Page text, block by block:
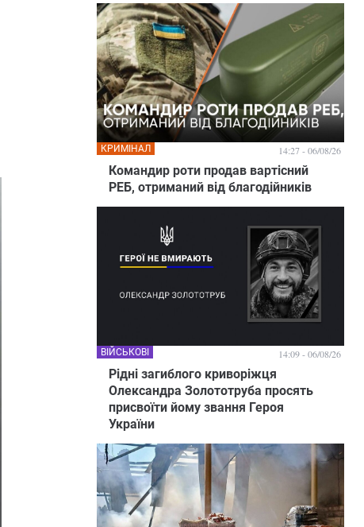
Командир роти продав вартісний
РЕБ, отриманий від благодійників
КРИМІНАЛ 14:27 - 06/08/26
Рідні загиблого криворіжця
Олександра Золототруба просять
присвоїти йому звання Героя
України
ВІЙСЬКОВІ 14:09 - 06/08/26